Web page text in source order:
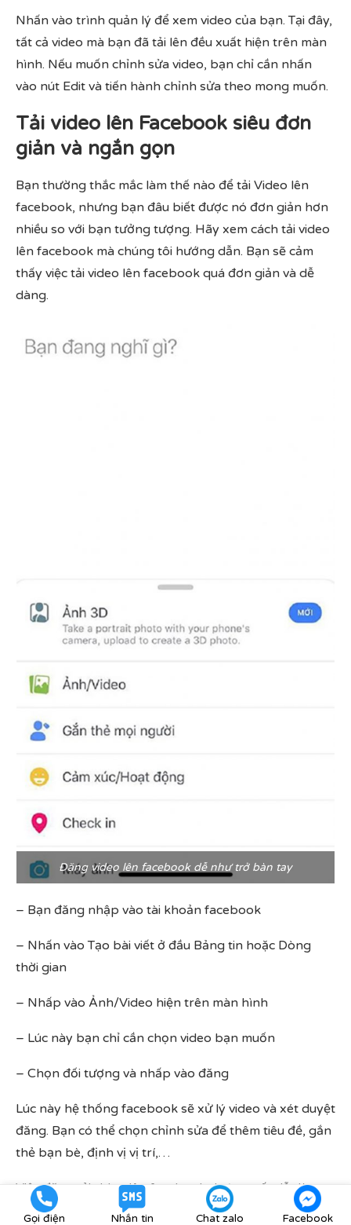
Nhấn vào trình quản lý để xem video của bạn. Tại đây,
tất cả video mà bạn đã tải lên đều xuất hiện trên màn
hình. Nếu muốn chỉnh sửa video, bạn chỉ cần nhấn
vào nút Edit và tiến hành chỉnh sửa theo mong muốn.
Tải video lên Facebook siêu đơn
giản và ngắn gọn
Bạn thường thắc mắc làm thế nào để tải Video lên
facebook, nhưng bạn đâu biết được nó đơn giản hơn
nhiều so với bạn tưởng tượng. Hãy xem cách tải video
lên facebook mà chúng tôi hướng dẫn. Bạn sẽ cảm
thấy việc tải video lên facebook quá đơn giản và dễ
dàng.
Đăng video lên facebook dễ như trở bàn tay
– Bạn đăng nhập vào tài khoản facebook
– Nhấn vào Tạo bài viết ở đầu Bảng tin hoặc Dòng
thời gian
– Nhấp vào Ảnh/Video hiện trên màn hình
– Lúc này bạn chỉ cần chọn video bạn muốn
– Chọn đối tượng và nhấp vào đăng
Lúc này hệ thống facebook sẽ xử lý video và xét duyệt
đăng. Bạn có thể chọn chỉnh sửa để thêm tiêu đề, gắn
thẻ bạn bè, định vị vị trí,…
Việc đăng tải video lên facebook thực ra rất dễ dàng,
nếu là một trong những tín đồ sử dụng và truy cập
Gọi điện Nhắn tin Chat zalo Facebook